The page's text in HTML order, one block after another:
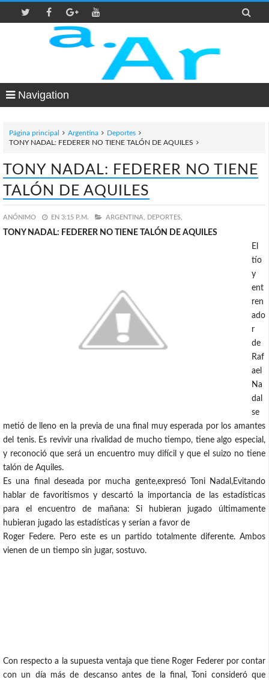

Navigation
Página principal Argentina
Deportes
TONY NADAL: FEDERER NO TIENE TALÓN DE AQUILES
TONY NADAL: FEDERER NO TIENE
TALÓN DE AQUILES
ANÓNIMO EN 3:15 P.M. ARGENTINA, DEPORTES,
TONY NADAL: FEDERER NO TIENE TALÓN DE AQUILES
El
tío
y
ent
ren
ado
r
de
Raf
ael
Na
dal
se
metió de lleno en la previa de una final muy esperada por los amantes
del tenis. Es revivir una rivalidad de mucho tiempo, tiene algo especial,
y reconoció que será un encuentro muy difícil y que el suizo no tiene
talón de Aquiles.
Es una final deseada por mucha gente,expresó Toni Nadal,Evitando
hablar de favoritismos y descartó la importancia de las estadísticas
para el encuentro de mañana: Si hubieran jugado últimamente
hubieran jugado las estadísticas y serían a favor de
Roger Federe. Pero este es un partido totalmente diferente. Ambos
vienen de un tiempo sin jugar, sostuvo.
Con respecto a la supuesta ventaja que tiene Roger Federer por contar
con un día más de descanso antes de la final, Toni consideró que